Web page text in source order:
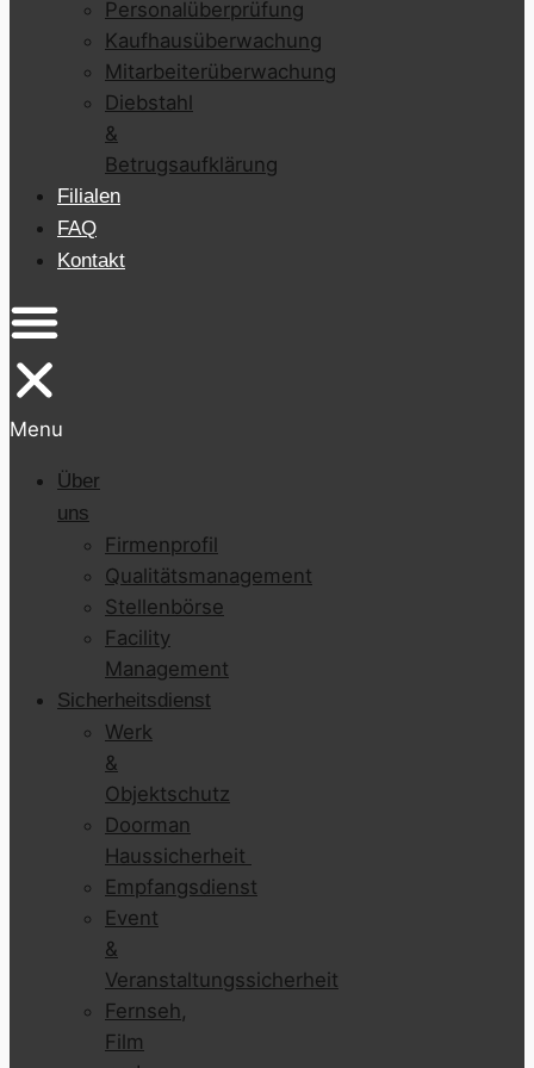
Personalüberprüfung
Kaufhausüberwachung
Mitarbeiterüberwachung
Diebstahl
&
Betrugsaufklärung
Filialen
FAQ
Kontakt
Menu
Über
uns
Firmenprofil
Qualitätsmanagement
Stellenbörse
Facility
Management
Sicherheitsdienst
Werk
&
Objektschutz
Doorman
Haussicherheit
Empfangsdienst
Event
&
Veranstaltungssicherheit
Fernseh,
Film